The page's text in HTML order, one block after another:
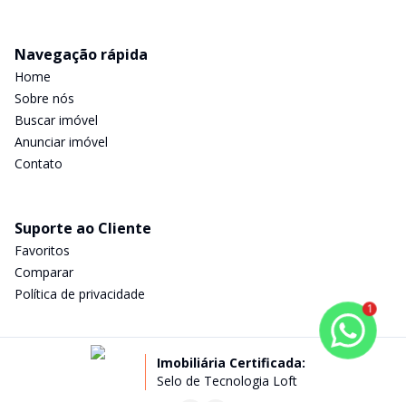
Navegação rápida
Home
Sobre nós
Buscar imóvel
Anunciar imóvel
Contato
Suporte ao Cliente
Favoritos
Comparar
Política de privacidade
Imobiliária Certificada:
Selo de Tecnologia Loft
1